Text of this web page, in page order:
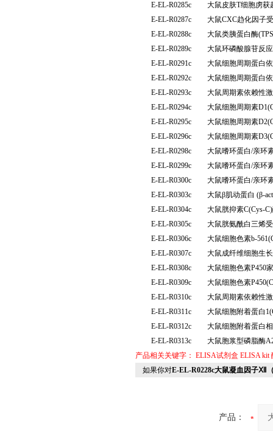
E-EL-R0285c
大鼠皮肤T细胞虏获
E-EL-R0287c
大鼠CXC趋化因子
E-EL-R0288c
大鼠类胰蛋白酶
E-EL-R0289c
大鼠环磷酸腺苷反
E-EL-R0291c
大鼠细胞周期蛋白
E-EL-R0292c
大鼠细胞周期蛋白
E-EL-R0293c
大鼠周期素依赖性
E-EL-R0294c
大鼠细胞周期素
E-EL-R0295c
大鼠细胞周期素
E-EL-R0296c
大鼠细胞周期素
E-EL-R0298c
大鼠嗜环蛋白/亲环
E-EL-R0299c
大鼠嗜环蛋白/亲环
E-EL-R0300c
大鼠嗜环蛋白/亲环
E-EL-R0303c
大鼠β肌动蛋白 (β-
E-EL-R0304c
大鼠胱抑素C(Cys-
E-EL-R0305c
大鼠胱氨酰白三烯
E-EL-R0306c
大鼠细胞色素b-
E-EL-R0307c
大鼠成纤维细胞生
E-EL-R0308c
大鼠细胞色素P450
E-EL-R0309c
大鼠细胞色素
E-EL-R0310c
大鼠周期素依赖性
E-EL-R0311c
大鼠细胞附着蛋白
E-EL-R0312c
大鼠细胞附着蛋白
E-EL-R0313c
大鼠胞浆型磷脂酶
产品相关关键字： ELISA试剂盒 ELISA kit
如果你对E-EL-R0228c大鼠凝血因子Ⅻ
产品：